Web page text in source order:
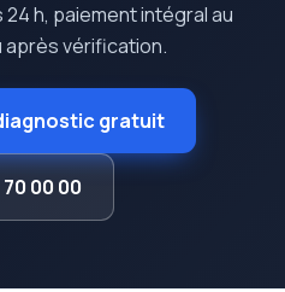
h, paiement intégral au
vérification.
gratuit
00 00